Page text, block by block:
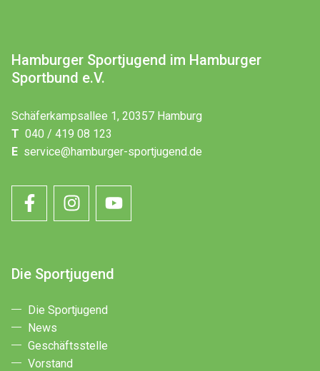
Hamburger Sportjugend im Hamburger
Sportbund e.V.
Schäferkampsallee 1, 20357 Hamburg
T 040 / 419 08 123
E service@hamburger-sportjugend.de
Die Sportjugend
Die Sportjugend
News
Geschäftsstelle
Vorstand